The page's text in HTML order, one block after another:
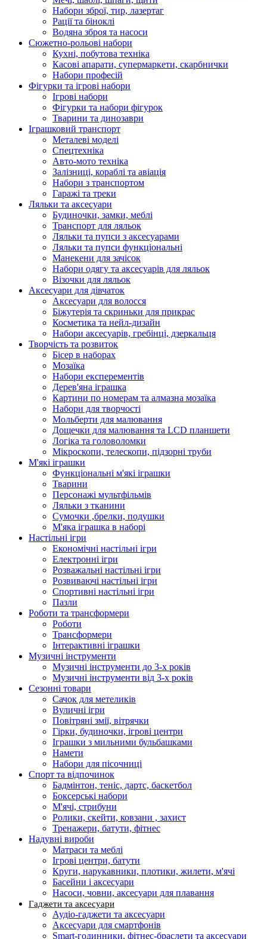
Набори зброї, тир, лазертаг
Рації та біноклі
Водяна зброя та насоси
Сюжетно-рольові набори
Кухні, побутова техніка
Касові апарати, супермаркети, скарбнички
Набори професій
Фігурки та ігрові набори
Ігрові набори
Фігурки та набори фігурок
Тварини та динозаври
Іграшковий транспорт
Металеві моделі
Спецтехніка
Авто-мото техніка
Залізниці, кораблі та авіація
Набори з транспортом
Гаражі та треки
Ляльки та аксесуари
Будиночки, замки, меблі
Транспорт для ляльок
Ляльки та пупси з аксесуарами
Ляльки та пупси функціональні
Манекени для зачісок
Набори одягу та аксесуарів для ляльок
Візочки для ляльок
Аксесуари для дівчаток
Аксесуари для волосся
Біжутерія та скриньки для прикрас
Косметика та нейл-дизайн
Набори аксесуарів, гребінці, дзеркальця
Творчість та розвиток
Бісер в наборах
Мозаїка
Набори експерементів
Дерев'яна іграшка
Картини по номерам та алмазна мозаїка
Набори для творчості
Мольберти для малювання
Дощечки для малювання та LCD планшети
Логіка та головоломки
Мікроскопи, телескопи, підзорні труби
М'які іграшки
Функціональні м'які іграшки
Тварини
Персонажі мультфільмів
Ляльки з тканини
Сумочки ,брелки, подушки
М'яка іграшка в наборі
Настільні ігри
Економічні настільні ігри
Електронні ігри
Розважальні настільні ігри
Розвиваючі настільні ігри
Спортивні настільні ігри
Пазли
Роботи та трансформери
Роботи
Трансформери
Інтерактивні іграшки
Музичні інструменти
Музичні інструменти до 3-х років
Музичні інструменти від 3-х років
Сезонні товари
Сачок для метеликів
Вуличні ігри
Повітряні змії, вітрячки
Гірки, будиночки, ігрові центри
Іграшки з мильними бульбашками
Намети
Набори для пісочниці
Спорт та відпочинок
Бадмінтон, теніс, дартс, баскетбол
Боксерські набори
М'ячі, стрибуни
Ролики, скейти, ковзани , захист
Тренажери, батути, фітнес
Надувні вироби
Матраси та меблі
Ігрові центри, батути
Круги, нарукавники, плотики, жилети, м'ячі
Басейни і аксесуари
Насоси, човни, аксесуари для плавання
Гаджети та аксесуари
Аудіо-гаджети та аксесуари
Аксесуари для смартфонів
Smart-годинники, фітнес-браслети та аксесуари